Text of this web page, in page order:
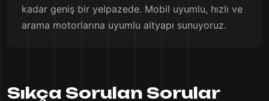
kadar geniş bir yelpazede. Mobil uyumlu, hızlı ve
arama motorlarına uyumlu altyapı sunuyoruz.
Sıkça Sorulan Sorular